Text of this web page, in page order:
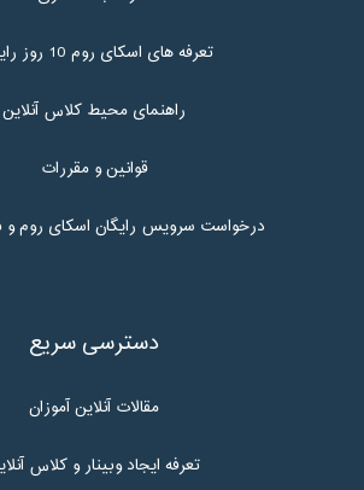
تعرفه های اسکای روم 10 روز رایگان
راهنمای محیط کلاس آنلاین
قوانین و مقررات
درخواست سرویس رایگان اسکای روم و
دسترسی سریع
مقالات آنلاین آموزان
تعرفه ایجاد وبینار و کلاس